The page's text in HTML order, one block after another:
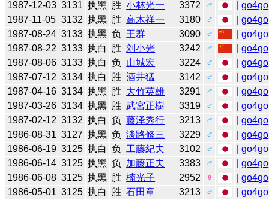
1987-12-03 3131 执黑 胜 小林光一 3372 ♂ |go4go
1987-11-05 3132 执黑 胜 高木祥一 3180 ♂ |go4go
1987-08-24 3133 执黑 负 王群 3090 ♂ |go4go
1987-08-22 3133 执白 胜 刘小光 3242 ♂ |go4go
1987-08-06 3133 执白 负 山城宏 3224 ♂ |go4go
1987-07-12 3134 执白 胜 酒井猛 3142 ♂ |go4go
1987-04-16 3134 执黑 胜 大竹英雄 3291 ♂ |go4go
1987-03-26 3134 执黑 胜 武宮正樹 3319 ♂ |go4go
1987-02-12 3132 执白 负 藤泽秀行 3213 ♂ |go4go
1986-08-31 3127 执黑 负 淡路修三 3229 ♂ |go4go
1986-06-19 3125 执白 负 工藤紀夫 3102 ♂ |go4go
1986-06-14 3125 执黑 负 加藤正夫 3383 ♂ |go4go
1986-06-08 3125 执黑 胜 楠光子 2952 ♀ |go4go
1986-05-01 3125 执白 胜 石田章 3213 ♂ |go4go